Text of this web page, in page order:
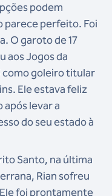
podem
parece perfeito. Foi
O garoto de 17
aos Jogos da
como goleiro titular
Ele estava feliz
levar a
do seu estado à
Santo, na última
Rian sofreu
foi prontamente